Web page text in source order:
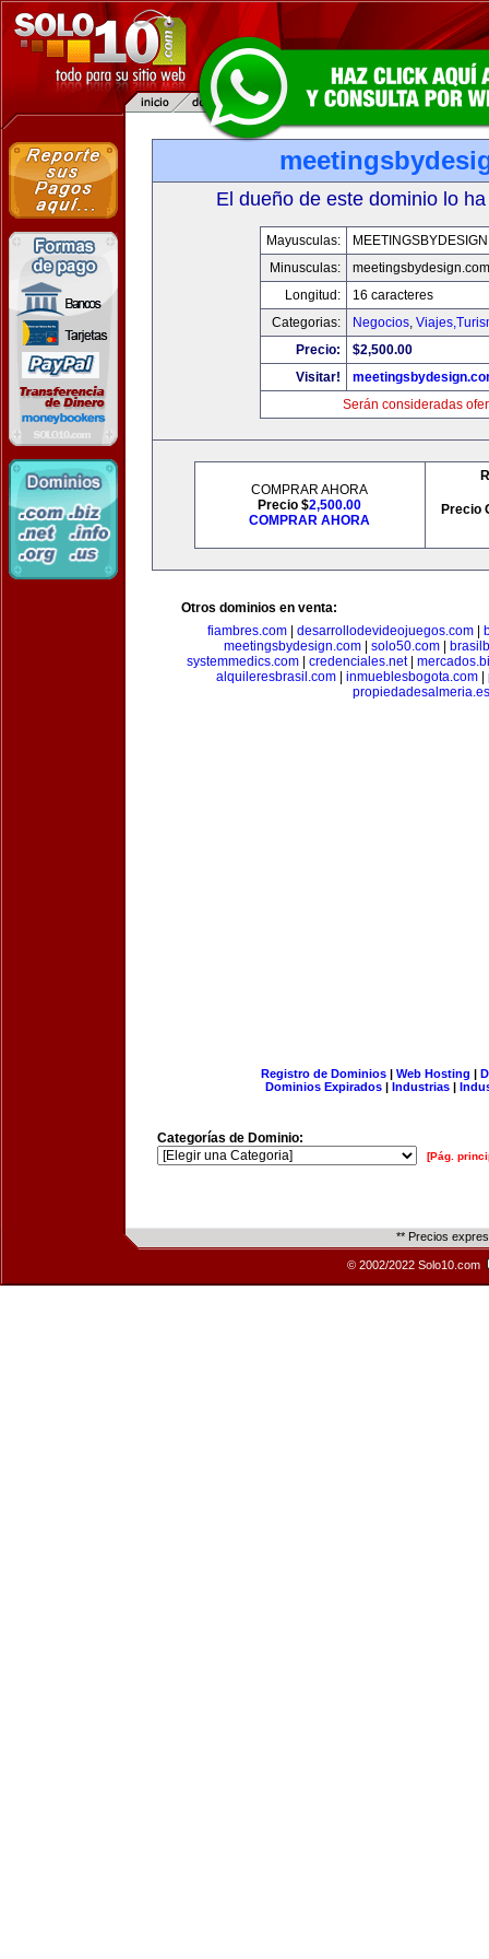
El dueño de este dominio lo
Mayusculas:
Minusculas:
meetingsbydesign.com
Longitud:
16 caracteres
Categorias:
Negocios,
Precio:
$2,500.00
Visitar!
Serán consideradas
COMPRAR AHORA
Precio $2,500.00
COMPRAR AHORA
Precio
Otros dominios en venta:
fiambres.com| desarrollodevideojuegos.com|
meetingsbydesign.com
solo50.com
systemmedics.com| credenciales.net|
alquileresbrasil.com| inmueblesbogota.com|
propiedadesalmeria.es
Registro de Dominios| Web Hosting |
Dominios Expirados | Industrias |
Categorías de Dominio:
[Pág.
** Precios
© 2002/2022 Solo10.com